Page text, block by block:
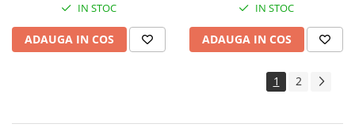
IN STOC
ADAUGA IN COS
IN STOC
ADAUGA IN COS
1 2